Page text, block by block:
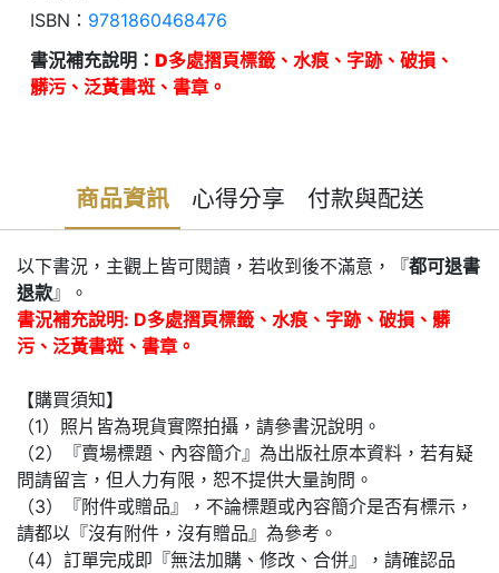
ISBN： 9781860468476
書況補充說明： D多處摺頁標籤、水痕、字跡、破損、
髒污、泛黃書斑、書章。
商品資訊 心得分享 付款與配送
以下書況，主觀上皆可閱讀，若收到後不滿意，『都可退書
退款』。
書況補充說明: D多處摺頁標籤、水痕、字跡、破損、髒
污、泛黃書斑、書章。
【購買須知】
（1）照片皆為現貨實際拍攝，請參書況說明。
（2）『賣場標題、內容簡介』為出版社原本資料，若有疑
問請留言，但人力有限，恕不提供大量詢問。
（3）『附件或贈品』，不論標題或內容簡介是否有標示，
請都以『沒有附件，沒有贈品』為參考。
（4）訂單完成即『無法加購、修改、合併』，請確認品